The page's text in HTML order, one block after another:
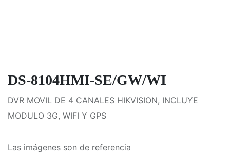
DS-8104HMI-SE/GW/WI
DVR MOVIL DE 4 CANALES HIKVISION, INCLUYE
MODULO 3G, WIFI Y GPS
Las imágenes son de referencia